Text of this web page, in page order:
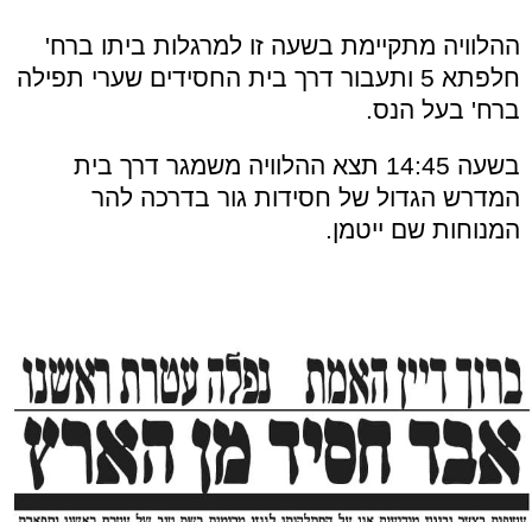
ההלוויה מתקיימת בשעה זו למרגלות ביתו ברח'
חלפתא 5 ותעבור דרך בית החסידים שערי תפילה
ברח' בעל הנס.
בשעה 14:45 תצא ההלוויה משמגר דרך בית
המדרש הגדול של חסידות גור בדרכה להר
המנוחות שם ייטמן.